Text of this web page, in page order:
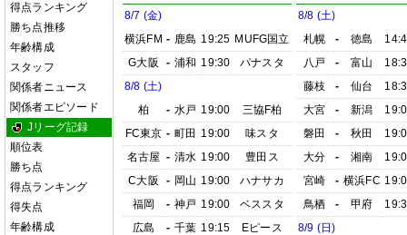
得点ランキング
勝ち点推移
年齢構成
スタッフ
関係者ニュース
関係者エピソード
Jリーグ記録
順位表
勝ち点
得点ランキング
得失点
年齢構成
8/7 (金)
横浜FM - 鹿島 19:25 MUFG国立
G大阪
- 浦和 19:30
パナスタ
8/8 (土)
柏
- 水戸 19:00
三協F柏
FC東京 - 町田 19:00
味スタ
名古屋 - 清水 19:00
豊田ス
C大阪
- 岡山 19:00
ハナサカ
福岡
- 神戸 19:00
ベススタ
広島
- 千葉 19:15
Eピース
8/8 (土)
札幌
- 徳島
八戸
- 富山
藤枝
- 仙台
大宮
- 新潟
磐田
- 秋田
大分
- 湘南
宮崎
- 横浜FC
鳥栖
- 甲府
8/9 (日)